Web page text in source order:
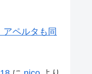
ペルタも同